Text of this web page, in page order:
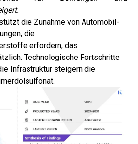
die Zunahme von Automobil-
die
erfordern, das
Technologische Fortschritte
Infrastruktur steigern die